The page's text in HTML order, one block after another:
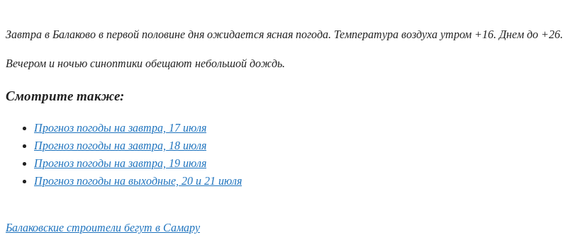
Завтра в Балаково в первой половине дня ожидается ясная погода. Температура воздуха утром +16. Днем до +26.
Вечером и ночью синоптики обещают небольшой дождь.
Смотрите также:
Прогноз погоды на завтра, 17 июля
Прогноз погоды на завтра, 18 июля
Прогноз погоды на завтра, 19 июля
Прогноз погоды на выходные, 20 и 21 июля
Балаковские строители бегут в Самару